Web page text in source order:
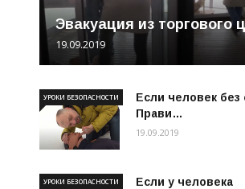
Эвакуация из торгового
19.09.2019
Если человек без
Прави…
УРОКИ БЕЗОПАСНОСТИ
19.09.2019
Если у человека
УРОКИ БЕЗОПАСНОСТИ